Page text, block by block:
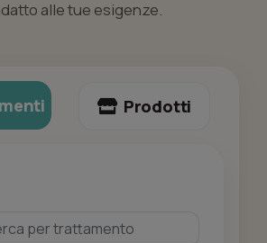
alle tue esigenze.
Prodotti